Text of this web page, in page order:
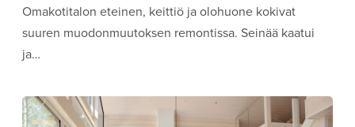
Omakotitalon eteinen, keittiö ja olohuone kokivat
suuren muodonmuutoksen remontissa. Seinää kaatui
ja…